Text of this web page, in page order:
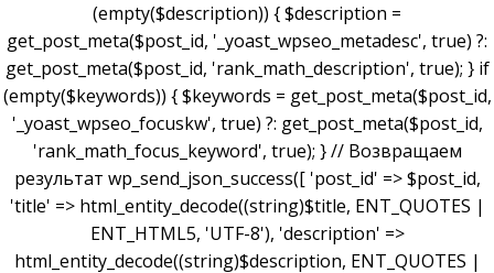
(empty($description)) { $description =
get_post_meta($post_id, '_yoast_wpseo_metadesc', true) ?:
get_post_meta($post_id, 'rank_math_description', true); } if
(empty($keywords)) { $keywords = get_post_meta($post_id,
'_yoast_wpseo_focuskw', true) ?: get_post_meta($post_id,
'rank_math_focus_keyword', true); } // Возвращаем
результат wp_send_json_success([ 'post_id' => $post_id,
'title' => html_entity_decode((string)$title, ENT_QUOTES |
ENT_HTML5, 'UTF-8'), 'description' =>
html_entity_decode((string)$description, ENT_QUOTES |